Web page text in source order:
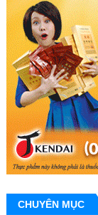
CHUYÊN MỤC